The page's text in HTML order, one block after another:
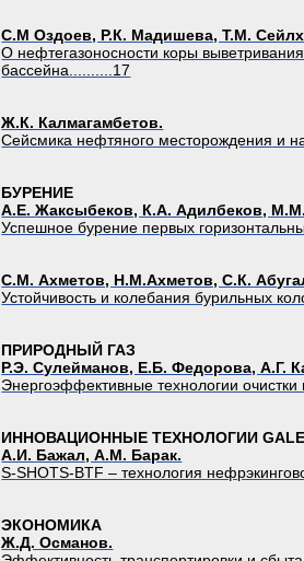
С.М Оздоев, Р.К. Мадишева, Т.М.
О нефтегазоносности коры
бассейна..........17
Ж.К. Калмагамбетов.
Сейсмика нефтяного месторождения и
БУРЕНИЕ
А.Е. Жаксыбеков, К.А. Адилбеков,
Успешное бурение первых
С.М. Ахметов, Н.М.Ахметов, С.К.
Устойчивость и колебания бурильных
ПРИРОДНЫЙ ГАЗ
Р.Э. Сулейманов, Е.Б. Федорова, А.Г.
Энергоэффективные технологии
ИННОВАЦИОННЫЕ ТЕХНОЛОГИИ
А.И. Бажал, А.М. Барак.
S-SHOTS-BTF – технология
ЭКОНОМИКА
Ж.Д. Османов.